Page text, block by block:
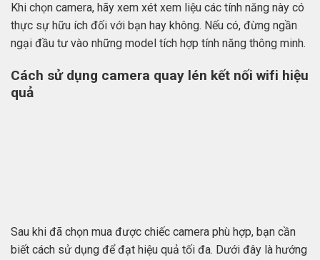
Khi chọn camera, hãy xem xét xem liệu các tính năng này có
thực sự hữu ích đối với bạn hay không. Nếu có, đừng ngần
ngại đầu tư vào những model tích hợp tính năng thông minh.
Cách sử dụng camera quay lén kết nối wifi hiệu
quả
Sau khi đã chọn mua được chiếc camera phù hợp, bạn cần
biết cách sử dụng để đạt hiệu quả tối đa. Dưới đây là hướng